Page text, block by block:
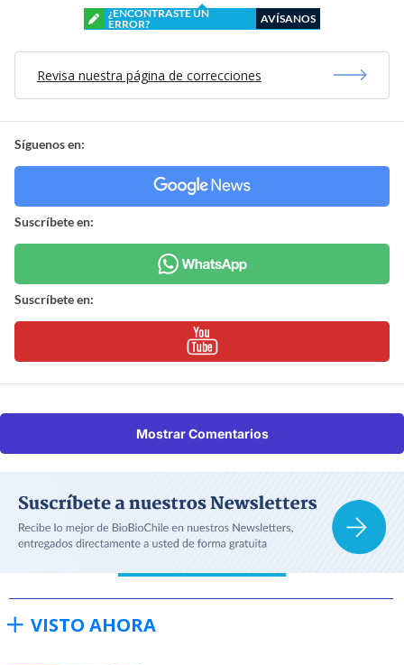
¿ENCONTRASTE UN
ERROR?
AVÍSANOS
Revisa nuestra página de correcciones
Síguenos en:
Suscríbete en:
Suscríbete en:
Mostrar Comentarios
VISTO AHORA